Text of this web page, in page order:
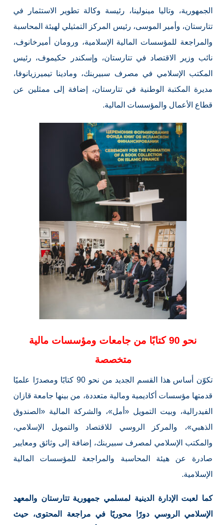
الجمهورية، وتاليا مينولينا، رئيسة وكالة تطوير الاستثمار في
تتارستان، وأمير الموسى، رئيس المركز التمثيلي لهيئة المحاسبة
والمراجعة للمؤسسات المالية الإسلامية، ورومان أميرخانوف،
نائب وزير الاقتصاد في تتارستان، وإسكندر حكيموف، رئيس
المكتب الإسلامي في مصرف سبيربنك، ومادينا تيميرزيانوفا،
مديرة المكتبة الوطنية في تتارستان، إضافة إلى ممثلين عن
قطاع الأعمال والمؤسسات المالية.
نحو 90 كتابًا من جامعات ومؤسسات مالية
متخصصة
تكوّن أساس هذا القسم الجديد من نحو 90 كتابًا ومصدرًا علميًا
قدمتها مؤسسات أكاديمية ومالية متعددة، من بينها جامعة قازان
الفيدرالية، وبيت التمويل «أمل»، والشركة المالية «الصندوق
الذهبي»، والمركز الروسي للاقتصاد والتمويل الإسلامي،
والمكتب الإسلامي لمصرف سبيربنك، إضافة إلى وثائق ومعايير
صادرة عن هيئة المحاسبة والمراجعة للمؤسسات المالية
الإسلامية.
كما لعبت الإدارة الدينية لمسلمي جمهورية تتارستان والمعهد
الإسلامي الروسي دورًا محوريًا في مراجعة المحتوى، حيث